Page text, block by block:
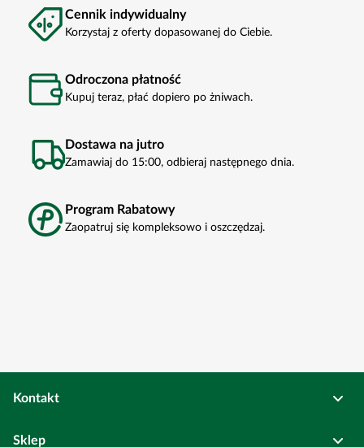
Cennik indywidualny
Korzystaj z oferty dopasowanej do Ciebie.
Odroczona płatność
Kupuj teraz, płać dopiero po żniwach.
Dostawa na jutro
Zamawiaj do 15:00, odbieraj następnego dnia.
Program Rabatowy
Zaopatruj się kompleksowo i oszczędzaj.
Kontakt
Bierutów
Sklep